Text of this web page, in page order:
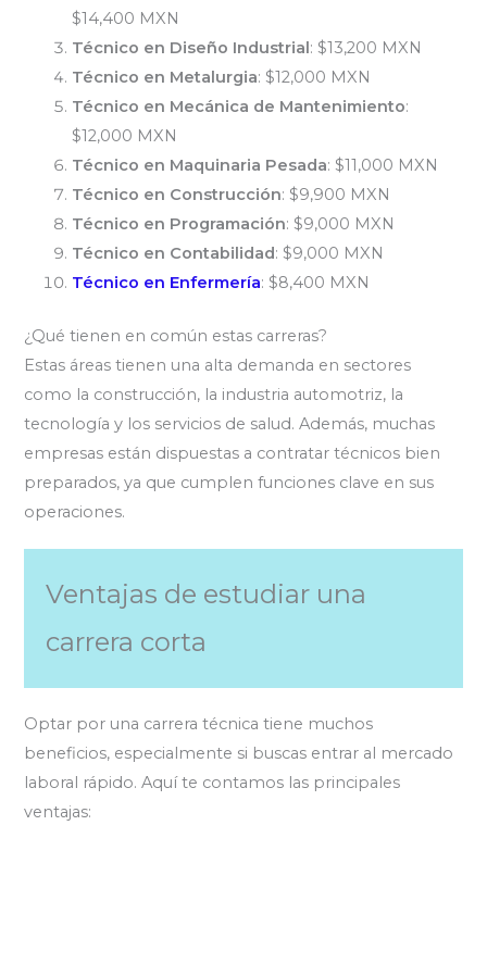
$14,400 MXN
Técnico en Diseño Industrial: $13,200 MXN
Técnico en Metalurgia: $12,000 MXN
Técnico en Mecánica de Mantenimiento:
$12,000 MXN
Técnico en Maquinaria Pesada: $11,000 MXN
Técnico en Construcción: $9,900 MXN
Técnico en Programación: $9,000 MXN
Técnico en Contabilidad: $9,000 MXN
Técnico en Enfermería: $8,400 MXN
¿Qué tienen en común estas carreras?
Estas áreas tienen una alta demanda en sectores
como la construcción, la industria automotriz, la
tecnología y los servicios de salud. Además, muchas
empresas están dispuestas a contratar técnicos bien
preparados, ya que cumplen funciones clave en sus
operaciones.
Ventajas de estudiar una
carrera corta
Optar por una carrera técnica tiene muchos
beneficios, especialmente si buscas entrar al mercado
laboral rápido. Aquí te contamos las principales
ventajas: